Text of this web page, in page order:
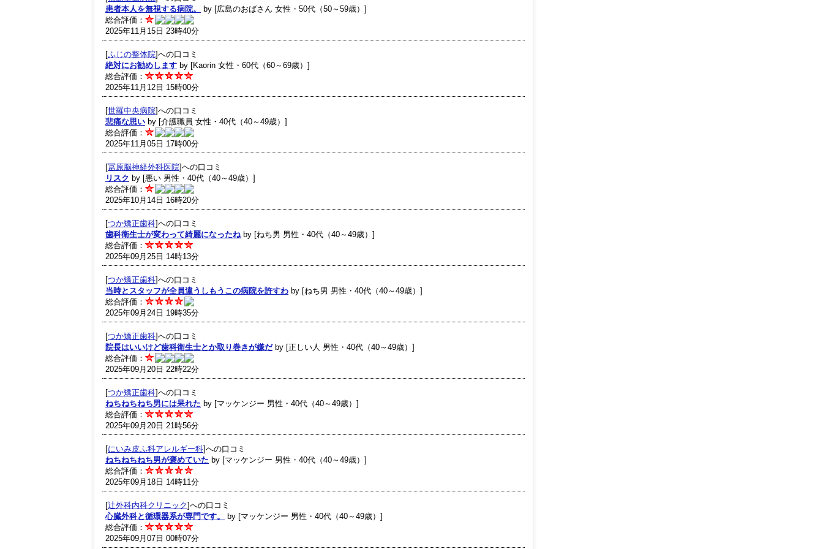
患者本人を無視する病院。
by [広島のおばさん 女性・50代（50～59歳）]
総合評価：
2025年11月15日 23時40分
[ふじの整体院]への口コミ
絶対にお勧めします by [Kaorin 女性・60代（60～69歳）]
総合評価：
2025年11月12日 15時00分
[世羅中央病院]への口コミ
悲痛な思い by [介護職員 女性・40代（40～49歳）]
総合評価：
2025年11月05日 17時00分
[冨原脳神経外科医院]への口コミ
リスク by [悪い 男性・40代（40～49歳）]
総合評価：
2025年10月14日 16時20分
[つか矯正歯科]への口コミ
歯科衛生士が変わって綺麗になったねby [ねち男 男性・40代（40～49歳）]
総合評価：
2025年09月25日 14時13分
[つか矯正歯科]への口コミ
当時とスタッフが全員違うしもうこの病院を許すわ by [ねち男 男性・40代（40～49歳）]
総合評価：
2025年09月24日 19時35分
[つか矯正歯科]への口コミ
院長はいいけど歯科衛生士とか取り巻きが嫌だby [正しい人 男性・40代（40～49歳）]
総合評価：
2025年09月20日 22時22分
[つか矯正歯科]への口コミ
ねちねちねち男には呆れた by [マッケンジー 男性・40代（40～49歳）]
総合評価：
2025年09月20日 21時56分
[にいみ皮ふ科アレルギー科]への口コミ
ねちねちねち男が褒めていた by [マッケンジー 男性・40代（40～49歳）]
総合評価：
2025年09月18日 14時11分
[辻外科内科クリニック]への口コミ
心臓外科と循環器系が専門です。
by [マッケンジー 男性・40代（40～49歳）]
総合評価：
2025年09月07日 00時07分